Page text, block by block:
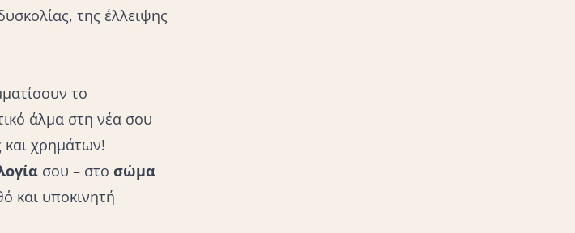
της έλλειψης
το
άλμα στη νέα σου
και χρημάτων!
σου – στο σώμα
και υποκινητή